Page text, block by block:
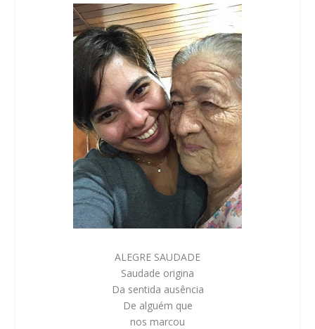
ALEGRE SAUDADE
Saudade origina
Da sentida ausência
De alguém que
nos marcou